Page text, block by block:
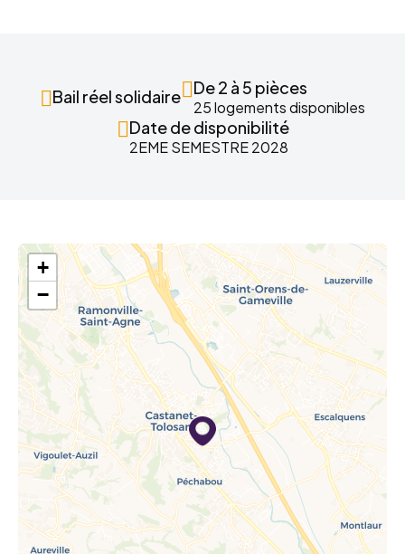
Bail réel solidaire De 2 à 5 pièces
25 logements disponibles
Date de disponibilité
2EME SEMESTRE 2028
+
−